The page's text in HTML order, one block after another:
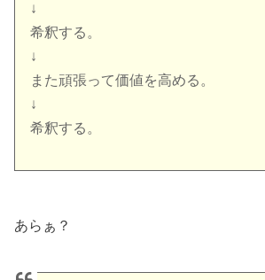
↓
希釈する。
↓
また頑張って価値を高める。
↓
希釈する。
あらぁ？